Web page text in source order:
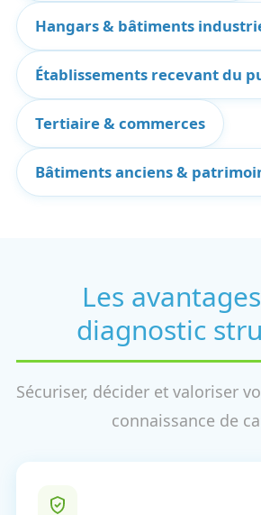
Hangars & bâtiments
Établissements recevant du
Tertiaire & commerces
Bâtiments anciens &
Les
diagnostic
Sécuriser, décider et valoriser
connaissance de